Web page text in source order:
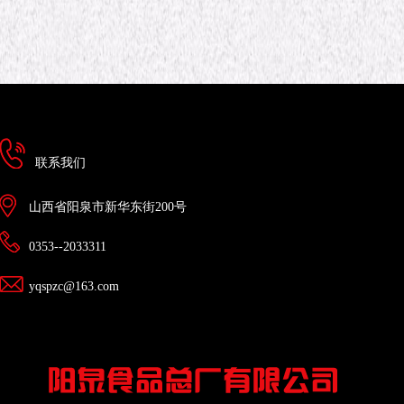
联系我们
山西省阳泉市新华东街200号
0353--2033311
yqspzc@163.com